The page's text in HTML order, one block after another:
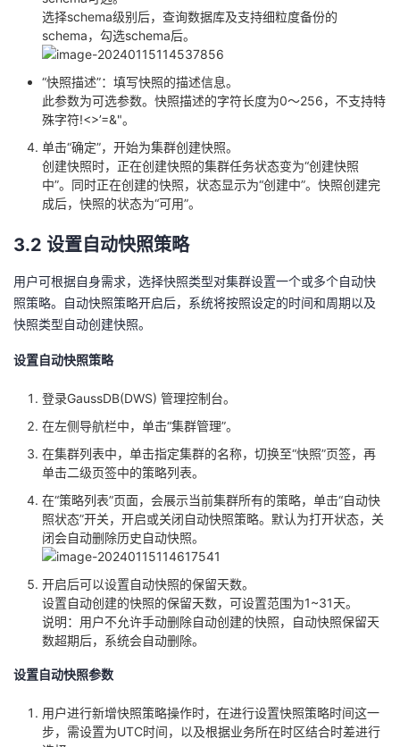
选择schema级别后，查询数据库及支持细粒度备份的
schema，勾选schema后。
“快照描述”：填写快照的描述信息。
此参数为可选参数。快照描述的字符长度为0～256，不支持特
殊字符!<>’=&"。
单击“确定”，开始为集群创建快照。
创建快照时，正在创建快照的集群任务状态变为“创建快照
中”。同时正在创建的快照，状态显示为“创建中”。快照创建完
成后，快照的状态为“可用”。
3.2 设置自动快照策略
用户可根据自身需求，选择快照类型对集群设置一个或多个自动快
照策略。自动快照策略开启后，系统将按照设定的时间和周期以及
快照类型自动创建快照。
设置自动快照策略
登录GaussDB(DWS) 管理控制台。
在左侧导航栏中，单击“集群管理”。
在集群列表中，单击指定集群的名称，切换至“快照”页签，再
单击二级页签中的策略列表。
在“策略列表”页面，会展示当前集群所有的策略，单击“自动快
照状态”开关，开启或关闭自动快照策略。默认为打开状态，关
闭会自动删除历史自动快照。
开启后可以设置自动快照的保留天数。
设置自动创建的快照的保留天数，可设置范围为1~31天。
说明：用户不允许手动删除自动创建的快照，自动快照保留天
数超期后，系统会自动删除。
设置自动快照参数
用户进行新增快照策略操作时，在进行设置快照策略时间这一
步，需设置为UTC时间，以及根据业务所在时区结合时差进行